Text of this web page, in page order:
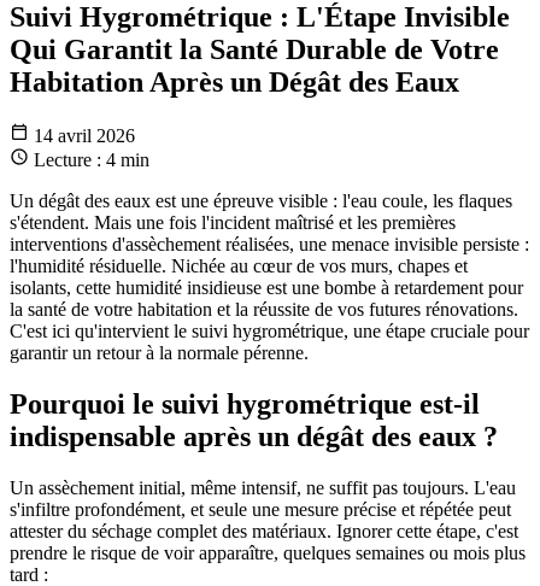
Suivi Hygrométrique : L'Étape Invisible
Qui Garantit la Santé Durable de Votre
Habitation Après un Dégât des Eaux
14 avril 2026
Lecture : 4 min
Un dégât des eaux est une épreuve visible : l'eau coule, les flaques
s'étendent. Mais une fois l'incident maîtrisé et les premières
interventions d'assèchement réalisées, une menace invisible persiste :
l'humidité résiduelle. Nichée au cœur de vos murs, chapes et
isolants, cette humidité insidieuse est une bombe à retardement pour
la santé de votre habitation et la réussite de vos futures rénovations.
C'est ici qu'intervient le suivi hygrométrique, une étape cruciale pour
garantir un retour à la normale pérenne.
Pourquoi le suivi hygrométrique est-il
indispensable après un dégât des eaux ?
Un assèchement initial, même intensif, ne suffit pas toujours. L'eau
s'infiltre profondément, et seule une mesure précise et répétée peut
attester du séchage complet des matériaux. Ignorer cette étape, c'est
prendre le risque de voir apparaître, quelques semaines ou mois plus
tard :